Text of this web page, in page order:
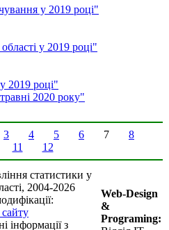
у 2019 році"
у 2019 році"
2019 році"
2020 року"
3 4 5 6 7
8
11 12
статистики у
2004-2026
інформації з
Web-Design
&
Programing: